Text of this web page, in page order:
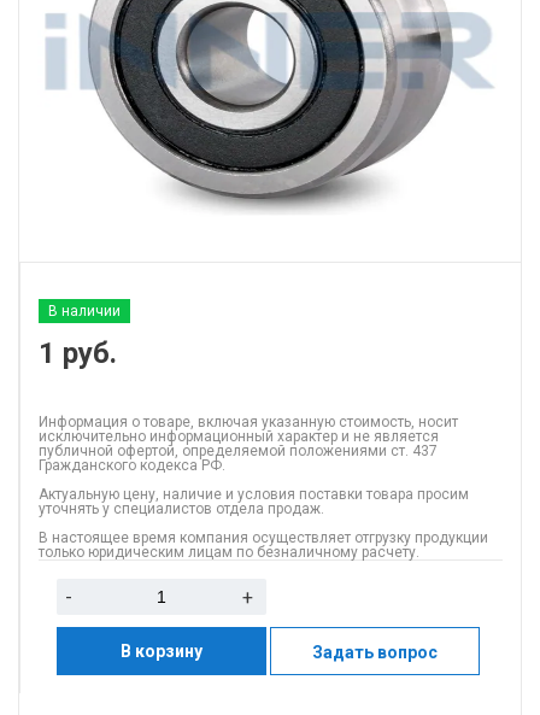
В наличии
1 руб.
Информация о товаре, включая указанную стоимость, носит
исключительно информационный характер и не является
публичной офертой, определяемой положениями ст. 437
Гражданского кодекса РФ.
Актуальную цену, наличие и условия поставки товара просим
уточнять у специалистов отдела продаж.
В настоящее время компания осуществляет отгрузку продукции
только юридическим лицам по безналичному расчету.
- +
В корзину Задать вопрос